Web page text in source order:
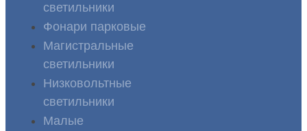
светильники
Фонари парковые
Магистральные
светильники
Низковольтные
светильники
Малые